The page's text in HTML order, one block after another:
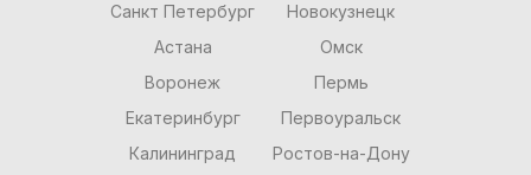
Санкт Петербург
Астана
Воронеж
Екатеринбург
Калининград
Новокузнецк
Омск
Пермь
Первоуральск
Ростов-на-Дону